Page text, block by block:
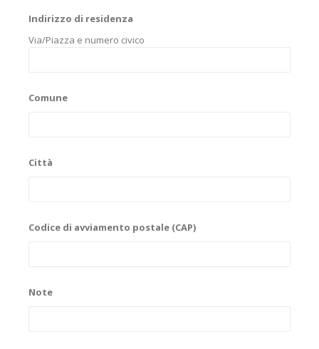
Indirizzo di residenza
Via/Piazza e numero civico
Comune
Città
Codice di avviamento postale (CAP)
Note